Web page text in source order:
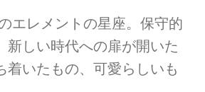
エレメントの星座。保守的
新しい時代への扉が開いた
いたもの、可愛らしいも